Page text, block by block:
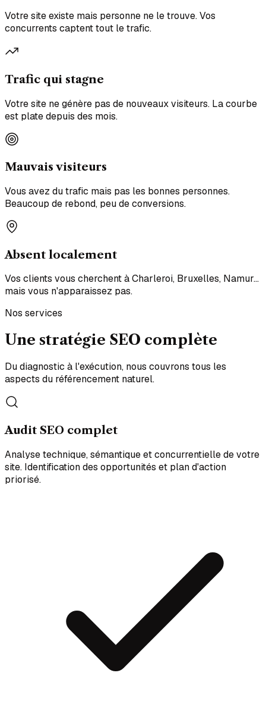
Votre site existe mais personne ne le trouve. Vos
concurrents captent tout le trafic.
Trafic qui stagne
Votre site ne génère pas de nouveaux visiteurs. La courbe
est plate depuis des mois.
Mauvais visiteurs
Vous avez du trafic mais pas les bonnes personnes.
Beaucoup de rebond, peu de conversions.
Absent localement
Vos clients vous cherchent à Charleroi, Bruxelles, Namur...
mais vous n'apparaissez pas.
Nos services
Une stratégie SEO complète
Du diagnostic à l'exécution, nous couvrons tous les
aspects du référencement naturel.
Audit SEO complet
Analyse technique, sémantique et concurrentielle de votre
site. Identification des opportunités et plan d'action
priorisé.